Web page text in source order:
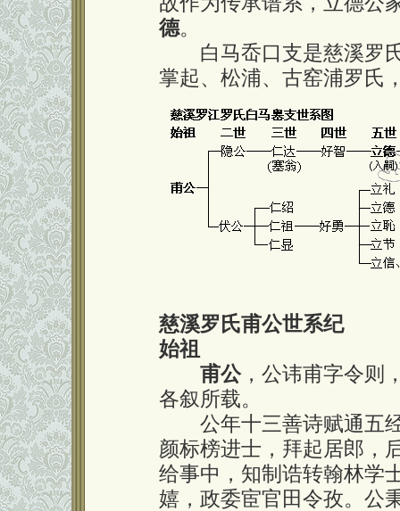
德。
白马岙口支是慈溪罗氏
掌起、松浦、古窑浦罗氏
慈溪罗氏甫公世系纪
始祖
甫公，公讳甫字令则
各叙所载。
公年十三善诗赋通五经
颜标榜进士，拜起居郎，
给事中，知制诰转翰林学
嬉，政委宦官田令孜。公